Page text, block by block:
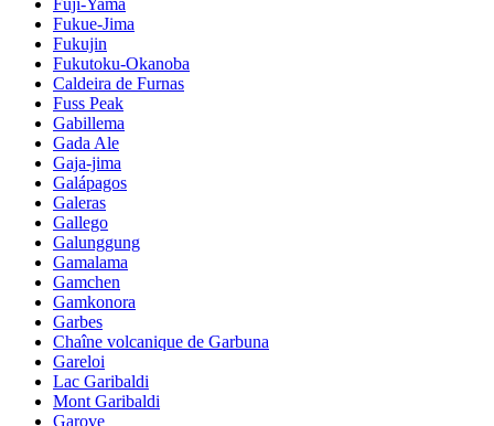
Fukue-Jima
Fukujin
Fukutoku-Okanoba
Caldeira de Furnas
Fuss Peak
Gabillema
Gada Ale
Gaja-jima
Galápagos
Galeras
Gallego
Galunggung
Gamalama
Gamchen
Gamkonora
Garbes
Chaîne volcanique de Garbuna
Gareloi
Lac Garibaldi
Mont Garibaldi
Garove